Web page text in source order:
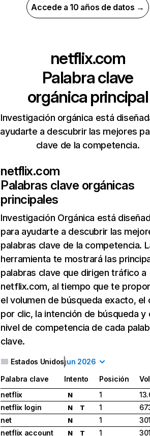
Accede a 10 años de datos →
netflix.com
Palabra clave
orgánica principal
Investigación orgánica está
ayudarte a descubrir las mejores
clave de la competencia.
netflix.com
Palabras clave orgánicas
principales
Investigación Orgánica está
para ayudarte a descubrir las
palabras clave de la competencia.
herramienta te mostrará las
palabras clave que dirigen tráfico a
netflix.com, al tiempo que te
el volumen de búsqueda exacto, el
por clic, la intención de búsqueda y
nivel de competencia de cada
clave.
Estados Unidosjun 2026
Palabra clave Intento Posición
netflix
N 1
netflix login
N T 1
net
N 1
netflix account
N T 1